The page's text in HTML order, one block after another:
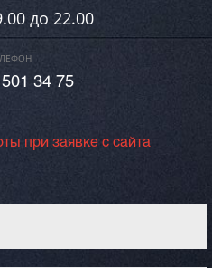
до 22.00
34 75
при заявке с сайта